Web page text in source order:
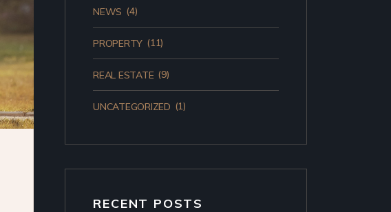
NEWS (4)
PROPERTY (11)
REAL ESTATE (9)
UNCATEGORIZED (1)
RECENT POSTS